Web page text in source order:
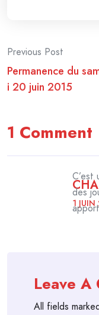
Post
Previous Post
Permanence du
i 20 juin 2015
1 Comment
1
C’est
des
Leave A
All fields